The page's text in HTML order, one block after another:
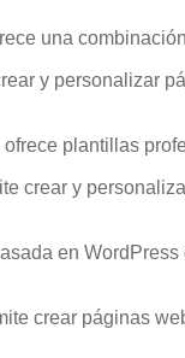
una
y personalizar
plantillas
crear y
en
crear páginas